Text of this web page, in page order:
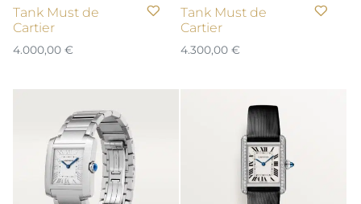
Tank Must de
Cartier
4.000,00 €
Tank Must de
Cartier
4.300,00 €